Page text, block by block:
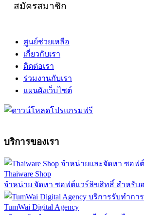
สมัครสมาชิก
ศูนย์ช่วยเหลือ
เกี่ยวกับเรา
ติดต่อเรา
ร่วมงานกับเรา
แผนผังเว็บไซต์
บริการของเรา
Thaiware Shop
จำหน่าย จัดหา ซอฟต์แวร์ลิขสิทธิ์ สำหรับ
TumWai Digital Agency